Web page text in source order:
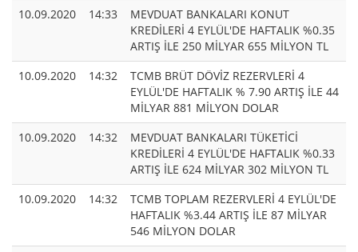
10.09.2020
14:33
MEVDUAT BANKALARI KONUT
KREDİLERİ 4 EYLÜL'DE HAFTALIK %0.35
ARTIŞ İLE 250 MİLYAR 655 MİLYON TL
10.09.2020
14:32
TCMB BRÜT DÖVİZ REZERVLERİ 4
EYLÜL'DE HAFTALIK % 7.90 ARTIŞ İLE 44
MİLYAR 881 MİLYON DOLAR
10.09.2020
14:32
MEVDUAT BANKALARI TÜKETİCİ
KREDİLERİ 4 EYLÜL'DE HAFTALIK %0.33
ARTIŞ İLE 624 MİLYAR 302 MİLYON TL
10.09.2020
14:32
TCMB TOPLAM REZERVLERİ 4 EYLÜL'DE
HAFTALIK %3.44 ARTIŞ İLE 87 MİLYAR
546 MİLYON DOLAR